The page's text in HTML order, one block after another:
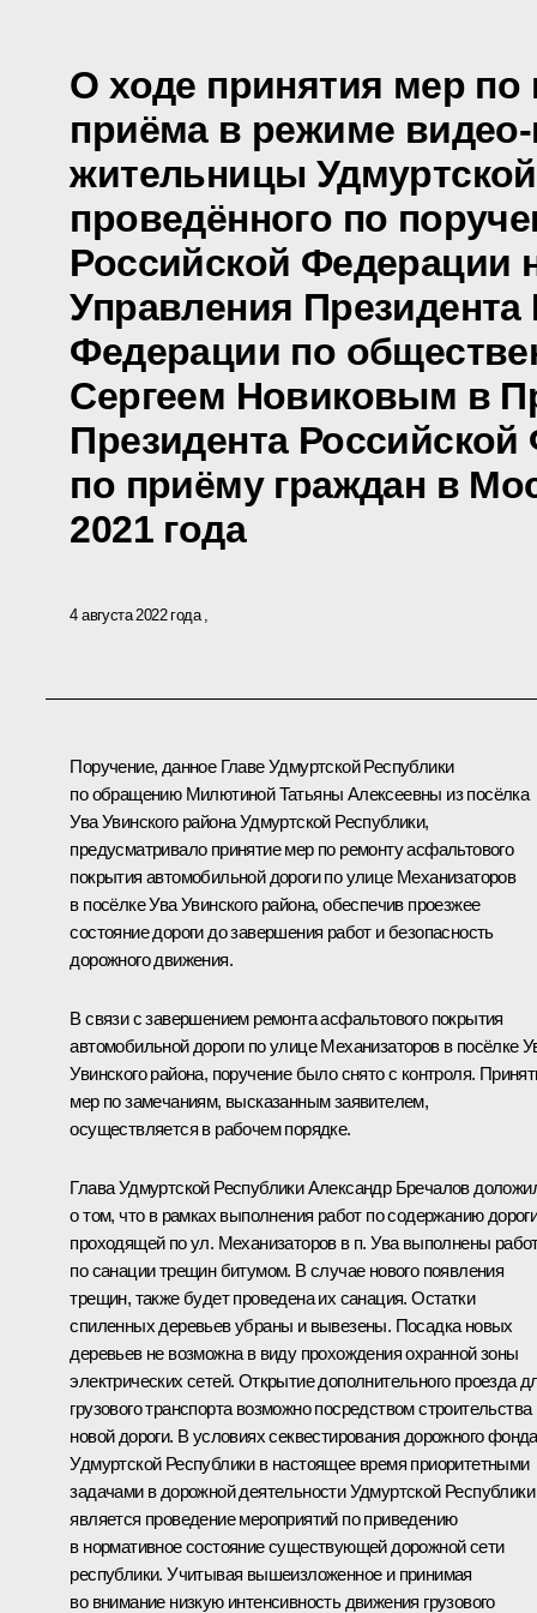
О ходе принятия мер по
приёма в режиме
жительницы
проведённого по
Российской Федерации
Управления Президента
Федерации по
Сергеем Новиковым в
Президента
по приёму граждан в
2021 года
4 августа 2022 года
Поручение, данное Главе Удмуртской Республики
по обращению Милютиной Татьяны Алексеевны из посёлка
Ува Увинского района Удмуртской Республики,
предусматривало принятие мер по ремонту асфальтового
покрытия автомобильной дороги по улице Механизаторов
в посёлке Ува Увинского района, обеспечив проезжее
состояние дороги до завершения работ и безопасность
дорожного движения.
В связи с завершением ремонта асфальтового покрытия
автомобильной дороги по улице Механизаторов в посёлке
Увинского района, поручение было снято с контроля.
мер по замечаниям, высказанным заявителем,
осуществляется в рабочем порядке.
Глава Удмуртской Республики Александр Бречалов
о том, что в рамках выполнения работ по содержанию
проходящей по ул. Механизаторов в п. Ува выполнены
по санации трещин битумом. В случае нового появления
трещин, также будет проведена их санация. Остатки
спиленных деревьев убраны и вывезены. Посадка новых
деревьев не возможна в виду прохождения охранной зоны
электрических сетей. Открытие дополнительного проезда
грузового транспорта возможно посредством строительства
новой дороги. В условиях секвестирования дорожного фонда
Удмуртской Республики в настоящее время приоритетными
задачами в дорожной деятельности Удмуртской Республики
является проведение мероприятий по приведению
в нормативное состояние существующей дорожной сети
республики. Учитывая вышеизложенное и принимая
во внимание низкую интенсивность движения грузового